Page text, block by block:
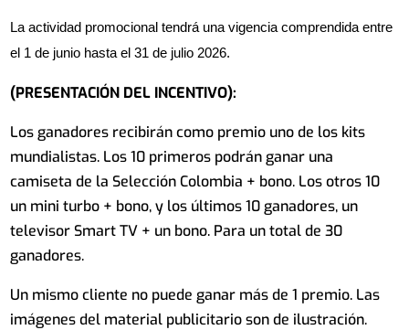
La actividad promocional tendrá una vigencia comprendida entre
el 1 de junio hasta el 31 de julio 2026.
(PRESENTACIÓN DEL INCENTIVO):
Los ganadores recibirán como premio uno de los kits
mundialistas. Los 10 primeros podrán ganar una
camiseta de la Selección Colombia + bono. Los otros 10
un mini turbo + bono, y los últimos 10 ganadores, un
televisor Smart TV + un bono. Para un total de 30
ganadores.
Un mismo cliente no puede ganar más de 1 premio. Las
imágenes del material publicitario son de ilustración.